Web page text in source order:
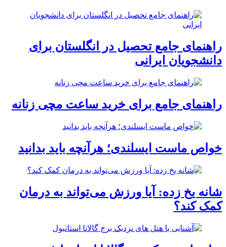
راهنمای جامع تحصیل در انگلستان برای
دانشجویان ایرانی
راهنمای جامع برای خرید ساعت مچی زنانه
خواص ماست ایسلندی؛ هرآنچه باید بدانید
شانه یخ زده: آیا ورزش می‌تواند به درمان
کمک کند؟